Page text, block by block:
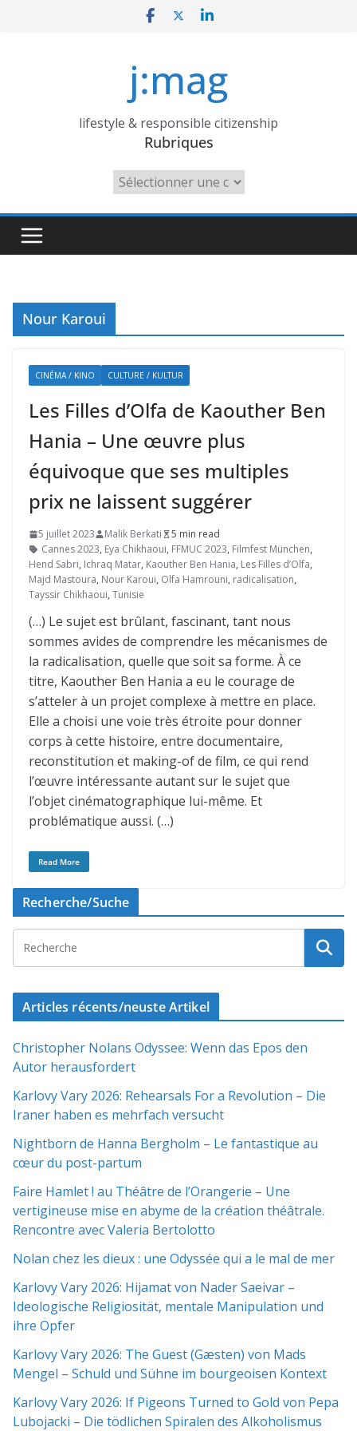
j:mag
lifestyle & responsible citizenship
Rubriques
Rubriques
Nour Karoui
CINÉMA / KINO CULTURE / KULTUR
Les Filles d’Olfa de Kaouther Ben
Hania – Une œuvre plus
équivoque que ses multiples
prix ne laissent suggérer
5 juillet 2023 Malik Berkati
5 min read
Cannes 2023, Eya Chikhaoui, FFMUC 2023, Filmfest München,
Hend Sabri, Ichraq Matar, Kaouther Ben Hania, Les Filles d’Olfa,
Majd Mastoura, Nour Karoui, Olfa Hamrouni, radicalisation,
Tayssir Chikhaoui, Tunisie
(…) Le sujet est brûlant, fascinant, tant nous
sommes avides de comprendre les mécanismes de
la radicalisation, quelle que soit sa forme. À ce
titre, Kaouther Ben Hania a eu le courage de
s’atteler à un projet complexe à mettre en place.
Elle a choisi une voie très étroite pour donner
corps à cette histoire, entre documentaire,
reconstitution et making-of de film, ce qui rend
l’œuvre intéressante autant sur le sujet que
l’objet cinématographique lui-même. Et
problématique aussi. (…)
Read More
Recherche/Suche
Articles récents/neuste Artikel
Christopher Nolans Odyssee: Wenn das Epos den
Autor herausfordert
Karlovy Vary 2026: Rehearsals For a Revolution – Die
Iraner haben es mehrfach versucht
Nightborn de Hanna Bergholm – Le fantastique au
cœur du post-partum
Faire Hamlet ! au Théâtre de l’Orangerie – Une
vertigineuse mise en abyme de la création théâtrale.
Rencontre avec Valeria Bertolotto
Nolan chez les dieux : une Odyssée qui a le mal de mer
Karlovy Vary 2026: Hijamat von Nader Saeivar​​ –
Ideologische Religiosität, mentale Manipulation und
ihre Opfer
Karlovy Vary 2026: The Guest (Gæsten) von Mads
Mengel – Schuld und Sühne im bourgeoisen Kontext
Karlovy Vary 2026: If Pigeons Turned to Gold von Pepa
Lubojacki – Die tödlichen Spiralen des Alkoholismus